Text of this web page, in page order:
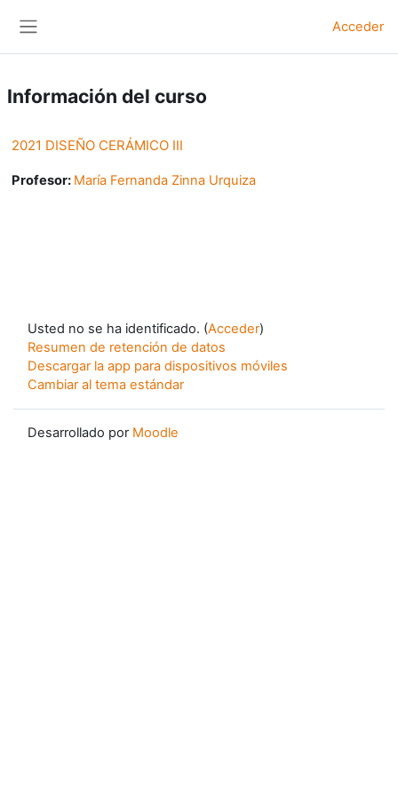
Acceder
Información del curso
2021 DISEÑO CERÁMICO III
Profesor: María Fernanda Zinna Urquiza
Usted no se ha identificado. (Acceder)
Resumen de retención de datos
Descargar la app para dispositivos móviles
Cambiar al tema estándar
Desarrollado por Moodle